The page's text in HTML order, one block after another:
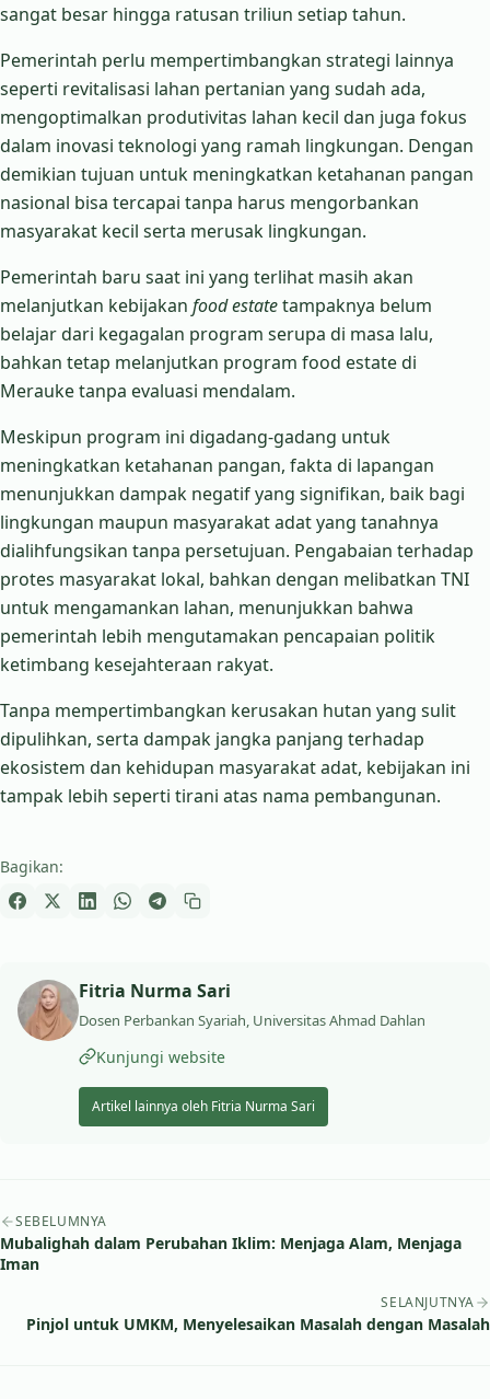
sangat besar hingga ratusan triliun setiap tahun.
Pemerintah perlu mempertimbangkan strategi lainnya
seperti revitalisasi lahan pertanian yang sudah ada,
mengoptimalkan produtivitas lahan kecil dan juga fokus
dalam inovasi teknologi yang ramah lingkungan. Dengan
demikian tujuan untuk meningkatkan ketahanan pangan
nasional bisa tercapai tanpa harus mengorbankan
masyarakat kecil serta merusak lingkungan.
Pemerintah baru saat ini yang terlihat masih akan
melanjutkan kebijakan food estatetampaknya belum
belajar dari kegagalan program serupa di masa lalu,
bahkan tetap melanjutkan program food estate di
Merauke tanpa evaluasi mendalam.
Meskipun program ini digadang-gadang untuk
meningkatkan ketahanan pangan, fakta di lapangan
menunjukkan dampak negatif yang signifikan, baik bagi
lingkungan maupun masyarakat adat yang tanahnya
dialihfungsikan tanpa persetujuan. Pengabaian terhadap
protes masyarakat lokal, bahkan dengan melibatkan TNI
untuk mengamankan lahan, menunjukkan bahwa
pemerintah lebih mengutamakan pencapaian politik
ketimbang kesejahteraan rakyat.
Tanpa mempertimbangkan kerusakan hutan yang sulit
dipulihkan, serta dampak jangka panjang terhadap
ekosistem dan kehidupan masyarakat adat, kebijakan ini
tampak lebih seperti tirani atas nama pembangunan.
Bagikan:
Fitria Nurma Sari
Dosen Perbankan Syariah, Universitas Ahmad Dahlan
Kunjungi website
Artikel lainnya oleh Fitria Nurma Sari
Navigasi artikel
SEBELUMNYA
Mubalighah dalam Perubahan Iklim: Menjaga Alam, Menjaga
Iman
SELANJUTNYA
Pinjol untuk UMKM, Menyelesaikan Masalah dengan Masalah